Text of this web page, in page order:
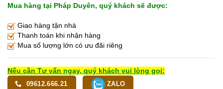
Mua hàng tại Pháp Duyên, quý khách sẽ được:
Giao hàng tận nhà
Thanh toán khi nhận hàng
Mua số lượng lớn có ưu đãi riêng
Nếu cần Tư vấn ngay, quý khách vui lòng gọi:
09612.666.21 ZALO